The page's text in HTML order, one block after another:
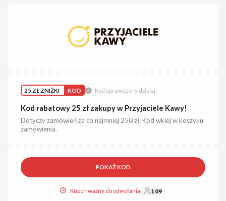
25 ZŁ ZNIŻKI KOD Kod sprawdzony dzisiaj
Kod rabatowy 25 zł zakupy w Przyjaciele Kawy!
Dotyczy zamówień za co najmniej 250 zł. Kod wklej w koszyku
zamówienia.
POKAŻ KOD
Kupon ważny do odwołania 109